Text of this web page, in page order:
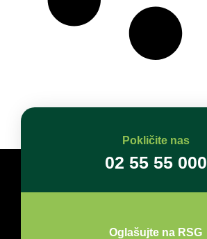
Pokličite nas
02 55 55 000
Oglašujte na RSG